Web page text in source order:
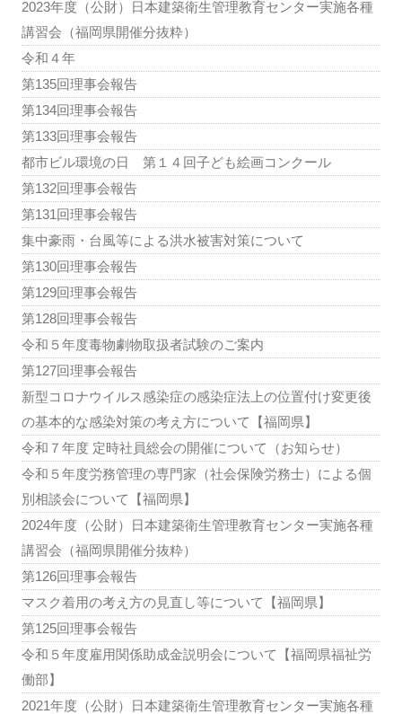
2023年度（公財）日本建築衛生管理教育センター実施各種
講習会（福岡県開催分抜粋）
令和４年
第135回理事会報告
第134回理事会報告
第133回理事会報告
都市ビル環境の日 第１４回子ども絵画コンクール
第132回理事会報告
第131回理事会報告
集中豪雨・台風等による洪水被害対策について
第130回理事会報告
第129回理事会報告
第128回理事会報告
令和５年度毒物劇物取扱者試験のご案内
第127回理事会報告
新型コロナウイルス感染症の感染症法上の位置付け変更後
の基本的な感染対策の考え方について【福岡県】
令和７年度 定時社員総会の開催について（お知らせ）
令和５年度労務管理の専門家（社会保険労務士）による個
別相談会について【福岡県】
2024年度（公財）日本建築衛生管理教育センター実施各種
講習会（福岡県開催分抜粋）
第126回理事会報告
マスク着用の考え方の見直し等について【福岡県】
第125回理事会報告
令和５年度雇用関係助成金説明会について【福岡県福祉労
働部】
2021年度（公財）日本建築衛生管理教育センター実施各種